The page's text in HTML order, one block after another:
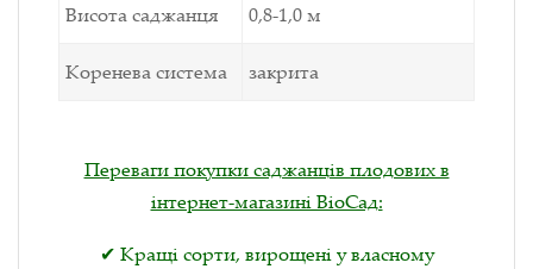
Висота саджанця 0,8-1,0 м
Коренева система закрита
Переваги покупки саджанців плодових в
інтернет-магазині ВіоСад:
✔ Кращі сорти, вирощені у власному